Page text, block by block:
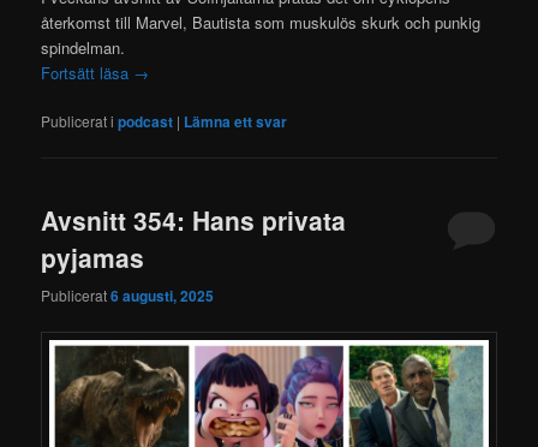
återkomst till Marvel, Bautista som muskulös skurk och punkig
spindelman.
Fortsätt läsa →
Publicerat i podcast | Lämna ett svar
Avsnitt 354: Hans privata
pyjamas
Publicerat6 augusti, 2025